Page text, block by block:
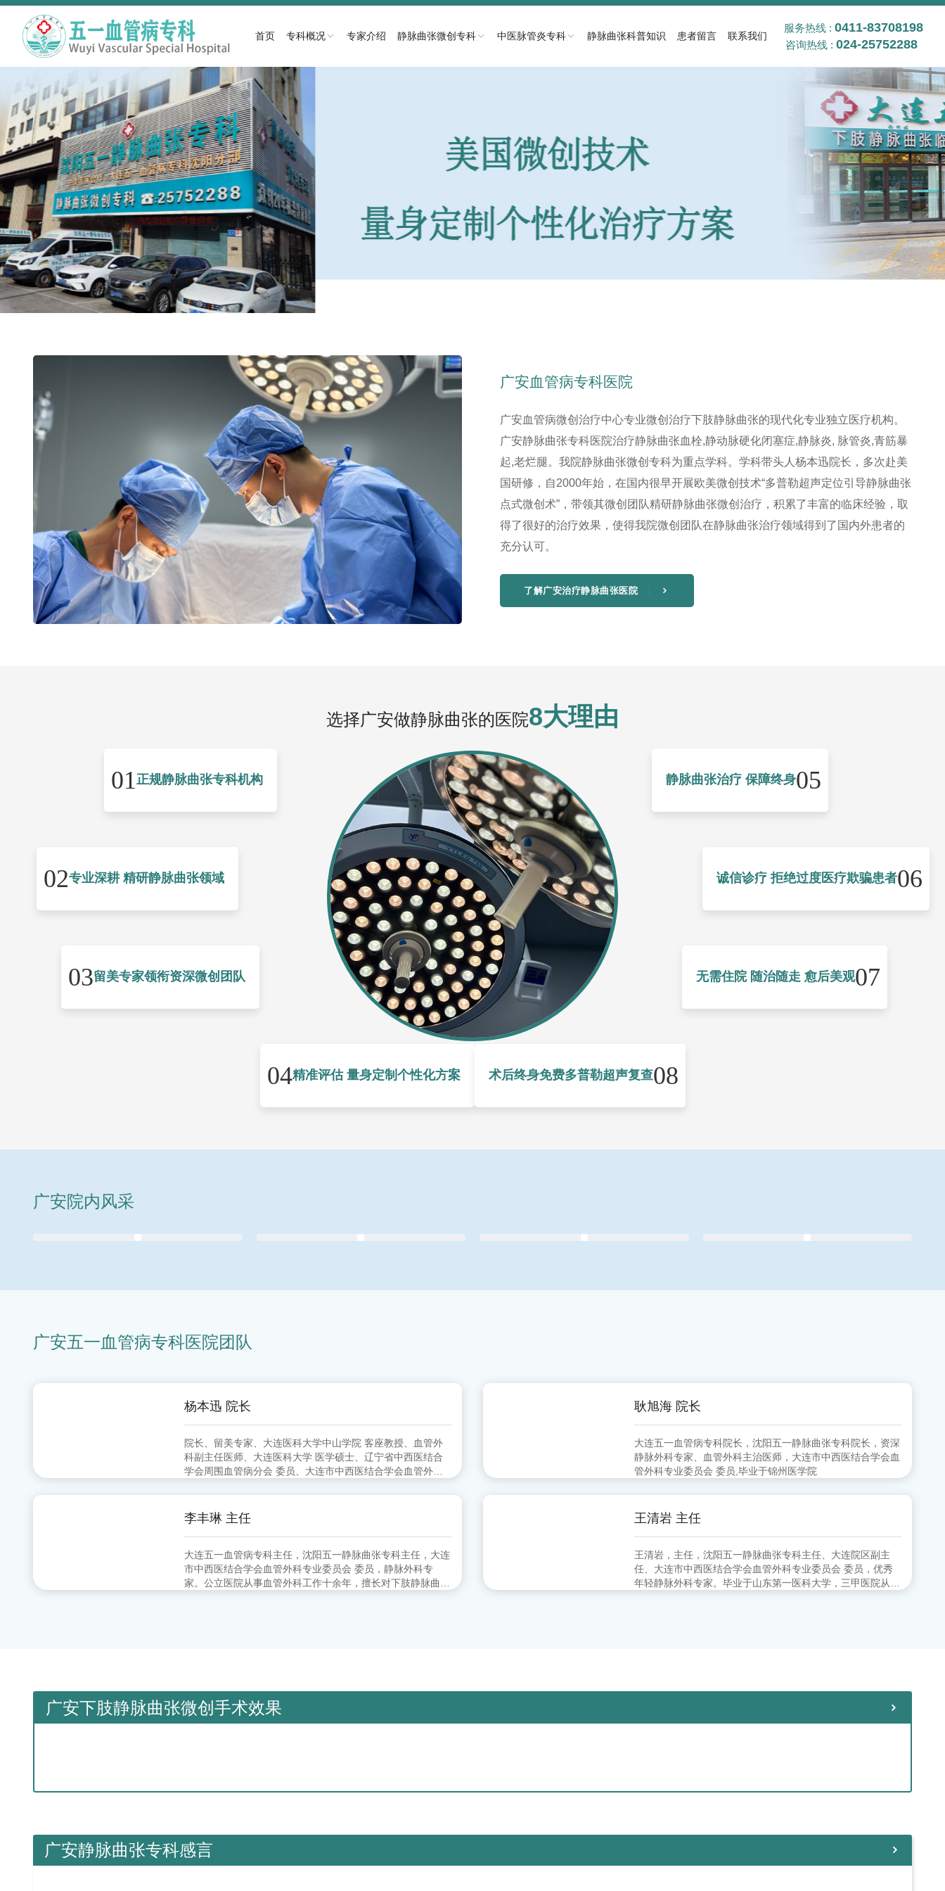
首页 专科概况 专家介绍 静脉曲张微创专科 中医脉管炎专科 静脉曲张科普知识 患者留言 联系我们
服务热线 : 0411-83708198
咨询热线 : 024-25752288
广安血管病专科医院
广安血管病微创治疗中心专业微创治疗下肢静脉曲张的现代化专业独立医疗机构。
广安静脉曲张专科医院治疗静脉曲张血栓,静动脉硬化闭塞症,静脉炎, 脉管炎,青筋暴
起,老烂腿。我院静脉曲张微创专科为重点学科。学科带头人杨本迅院长，多次赴美
国研修，自2000年始，在国内很早开展欧美微创技术“多普勒超声定位引导静脉曲张
点式微创术”，带领其微创团队精研静脉曲张微创治疗，积累了丰富的临床经验，取
得了很好的治疗效果，使得我院微创团队在静脉曲张治疗领域得到了国内外患者的
充分认可。
了解广安治疗静脉曲张医院
选择广安做静脉曲张的医院8大理由
01 正规静脉曲张专科机构
02专业深耕 精研静脉曲张领域
03留美专家领衔资深微创团队
05
静脉曲张治疗 保障终身
06
诚信诊疗 拒绝过度医疗欺骗患者
07
无需住院 随治随走 愈后美观
04精准评估 量身定制个性化方案 08
术后终身免费多普勒超声复查
广安院内风采
广安五一血管病专科医院团队
杨本迅 院长
院长、留美专家、大连医科大学中山学院 客座教授、血管外
科副主任医师、大连医科大学 医学硕士、辽宁省中西医结合
学会周围血管病分会 委员、大连市中西医结合学会血管外科
耿旭海 院长
大连五一血管病专科院长，沈阳五一静脉曲张专科院长，资深
静脉外科专家、血管外科主治医师，大连市中西医结合学会血
管外科专业委员会 委员,毕业于锦州医学院
李丰琳 主任
大连五一血管病专科主任，沈阳五一静脉曲张专科主任，大连
市中西医结合学会血管外科专业委员会 委员，静脉外科专
家。公立医院从事血管外科工作十余年，擅长对下肢静脉曲张
王清岩 主任
王清岩，主任，沈阳五一静脉曲张专科主任、大连院区副主
任、大连市中西医结合学会血管外科专业委员会 委员，优秀
年轻静脉外科专家。毕业于山东第一医科大学，三甲医院从事
广安下肢静脉曲张微创手术效果
广安静脉曲张专科感言